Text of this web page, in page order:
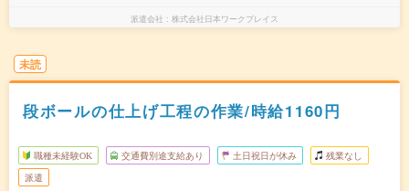
派遣会社 株式会社日本ワークプレイス
未読
段ボールの仕上げ工程の作業/時給1160円
職種未経験OK 交通費別途支給あり 土日祝日が休み 残業なし
派遣